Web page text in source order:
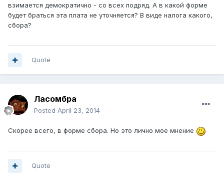
взимается демократично - со всех подряд. А в какой форме
будет браться эта плата не уточняется? В виде налога какого,
сбора?
Quote
Ласомбра
Posted April 23, 2014
Скорее всего, в форме сбора. Но это лично мое мнение
Quote